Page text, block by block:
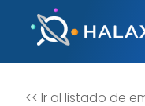
<< Ir al listado de